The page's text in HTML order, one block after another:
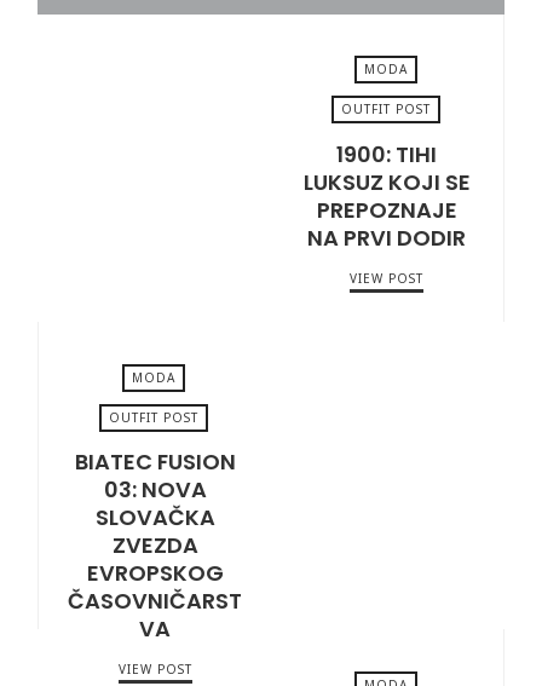
MODA
OUTFIT POST
1900: TIHI
LUKSUZ KOJI SE
PREPOZNAJE
NA PRVI DODIR
VIEW POST
MODA
OUTFIT POST
BIATEC FUSION
03: NOVA
SLOVAČKA
ZVEZDA
EVROPSKOG
ČASOVNIČARST
VA
VIEW POST